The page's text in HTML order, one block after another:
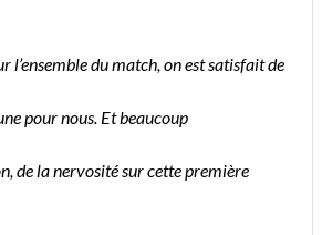
l’ensemble du match, on est satisfait de
pour nous. Et beaucoup
de la nervosité sur cette première